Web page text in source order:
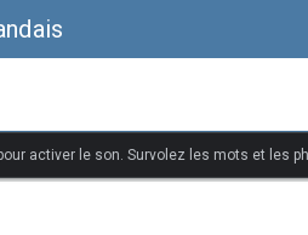
activer le son. Survolez les mots et les